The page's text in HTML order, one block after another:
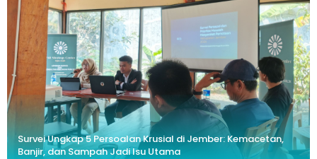
Survei Ungkap 5 Persoalan Krusial di Jember: Kemacetan,
Banjir, dan Sampah Jadi Isu Utama